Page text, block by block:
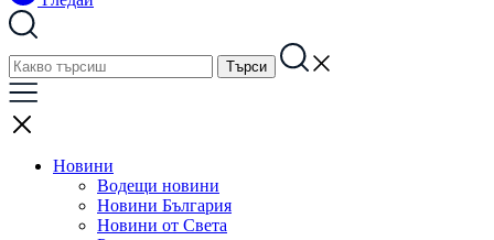
Новини
Водещи новини
Новини България
Новини от Света